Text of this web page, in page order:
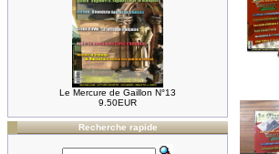
Le Mercure de Gaillon N°13
9.50EUR
Recherche rapide